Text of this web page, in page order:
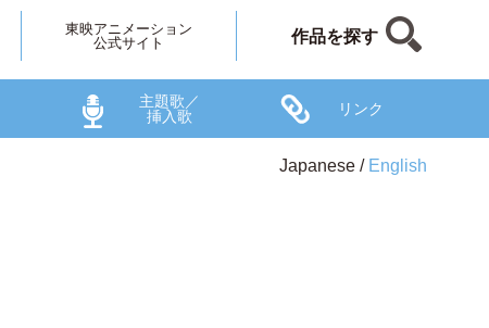
Japanese English
東映アニメーション
公式サイト
作品を探す
主題歌／
挿入歌
リンク